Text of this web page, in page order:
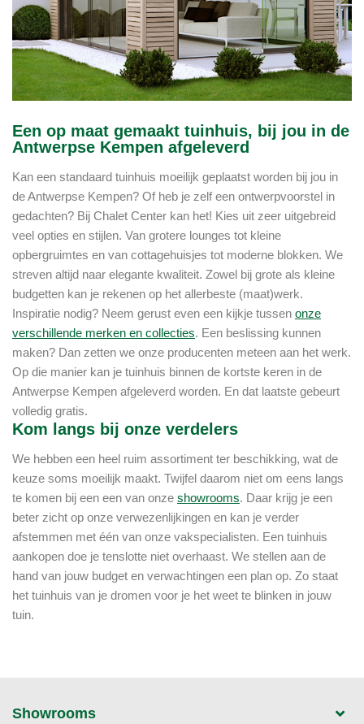
Een op maat gemaakt tuinhuis, bij jou in de
Antwerpse Kempen afgeleverd
Kan een standaard tuinhuis moeilijk geplaatst worden bij jou in
de Antwerpse Kempen? Of heb je zelf een ontwerpvoorstel in
gedachten? Bij Chalet Center kan het! Kies uit zeer uitgebreid
veel opties en stijlen. Van grotere lounges tot kleine
opbergruimtes en van cottagehuisjes tot moderne blokken. We
streven altijd naar elegante kwaliteit. Zowel bij grote als kleine
budgetten kan je rekenen op het allerbeste (maat)werk.
Inspiratie nodig? Neem gerust even een kijkje tussen onze
verschillende merken en collecties. Een beslissing kunnen
maken? Dan zetten we onze producenten meteen aan het werk.
Op die manier kan je tuinhuis binnen de kortste keren in de
Antwerpse Kempen afgeleverd worden. En dat laatste gebeurt
volledig gratis.
Kom langs bij onze verdelers
We hebben een heel ruim assortiment ter beschikking, wat de
keuze soms moeilijk maakt. Twijfel daarom niet om eens langs
te komen bij een een van onze showrooms. Daar krijg je een
beter zicht op onze verwezenlijkingen en kan je verder
afstemmen met één van onze vakspecialisten. Een tuinhuis
aankopen doe je tenslotte niet overhaast. We stellen aan de
hand van jouw budget en verwachtingen een plan op. Zo staat
het tuinhuis van je dromen voor je het weet te blinken in jouw
tuin.
Showrooms